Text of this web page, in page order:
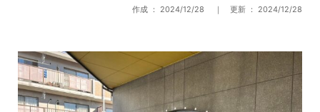
作成 ： 2024/12/28 ｜ 更新 ： 2024/12/28